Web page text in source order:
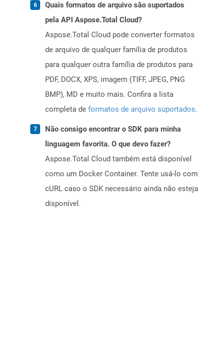
Quais formatos de arquivo são suportados
pela API Aspose.Total Cloud?
Aspose.Total Cloud pode converter formatos
de arquivo de qualquer família de produtos
para qualquer outra família de produtos para
PDF, DOCX, XPS, imagem (TIFF, JPEG, PNG
BMP), MD e muito mais. Confira a lista
completa de formatos de arquivo suportados.
Não consigo encontrar o SDK para minha
linguagem favorita. O que devo fazer?
Aspose.Total Cloud também está disponível
como um Docker Container. Tente usá-lo com
cURL caso o SDK necessário ainda não esteja
disponível.